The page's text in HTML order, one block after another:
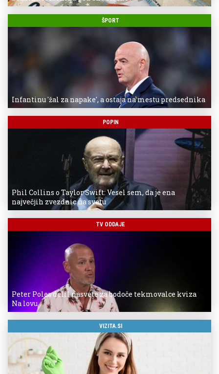
ŠPORT
Infantinu 'žal za napake', a ostaja na mestu predsednika
POPIN
Phil Collins o Taylor Swift: Vesel sem, da je ena
največjih zvezdnic na svetu
TV ODDAJE
Peter Poles delil nasvete za bodoče tekmovalce kviza
Na lovu
VIZITA.SI